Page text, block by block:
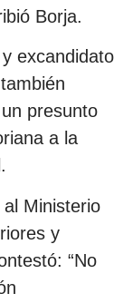
Borja.
excandidato
presunto
a la
Ministerio
y
“No